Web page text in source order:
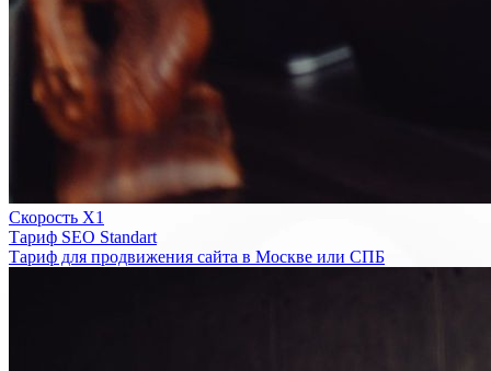
Скорость Х1
Тариф SEO Standart
Тариф для продвижения сайта в Москве или СПБ